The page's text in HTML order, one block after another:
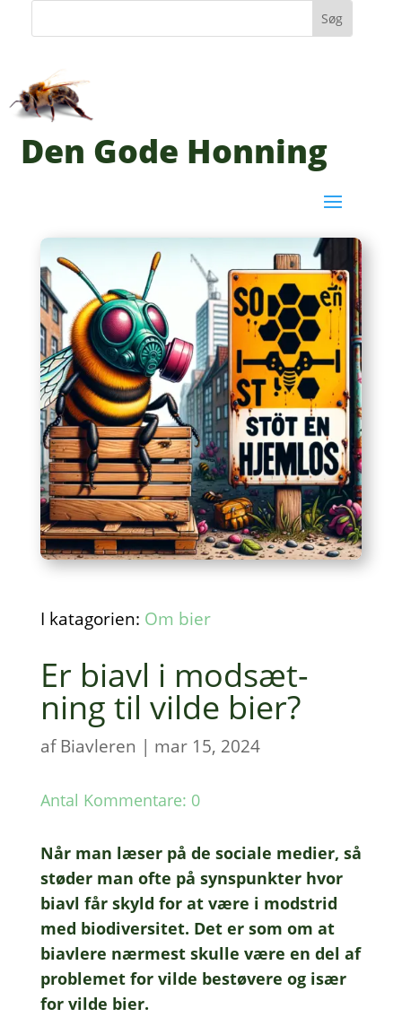
Den Gode Honning
I katagorien: Om bier
Er biavl i modsæt­
ning til vilde bier?
af Biavleren | mar 15, 2024
Antal Kommentare: 0
Når man læser på de soci­a­le medier, så
støder man ofte på syns­punk­ter hvor
biavl får skyld for at være i modstrid
med biodi­ver­si­tet. Det er som om at
biav­le­re nærmest skulle være en del af
proble­met for vilde bestø­ve­re og især
for vilde bier.